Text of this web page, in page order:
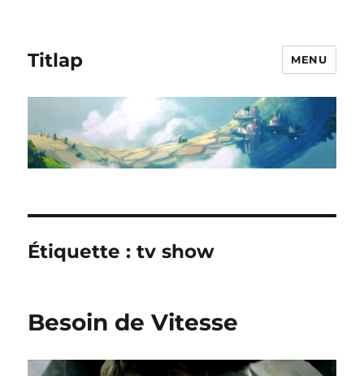
Titlap MENU
Étiquette :tv show
Besoin de Vitesse